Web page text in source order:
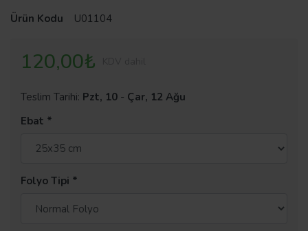
Ürün Kodu
U01104
120,00₺
Teslim Tarihi: Pzt, 10 - Çar, 12 Ağu
Ebat
Folyo Tipi